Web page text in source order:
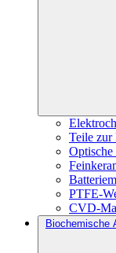
Teile zur
PTFE-
CVD-
Biochemische